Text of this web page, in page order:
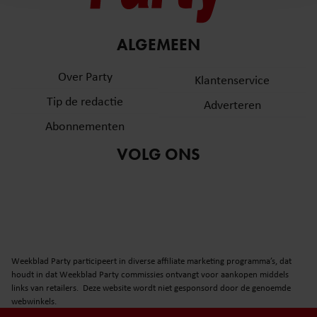
en om ons websiteverkeer te analyseren. Ook delen we
informatie over uw gebruik van onze site met onze
partners voor social media, adverteren en analyse. Deze
informatie die u aan ze heeft verstrekt of die ze hebben
gaat akkoord met onze cookies als u onze website blijft
gebruiken.
ALGEMEEN
Over Party
Tip de redactie
Abonnementen
Klantenservice
Adverteren
VOLG ONS
Weekblad Party participeert in diverse affiliate marketing programma’s, dat
houdt in dat Weekblad Party commissies ontvangt voor aankopen middels
links van retailers. Deze website wordt niet gesponsord door de genoemde
webwinkels.